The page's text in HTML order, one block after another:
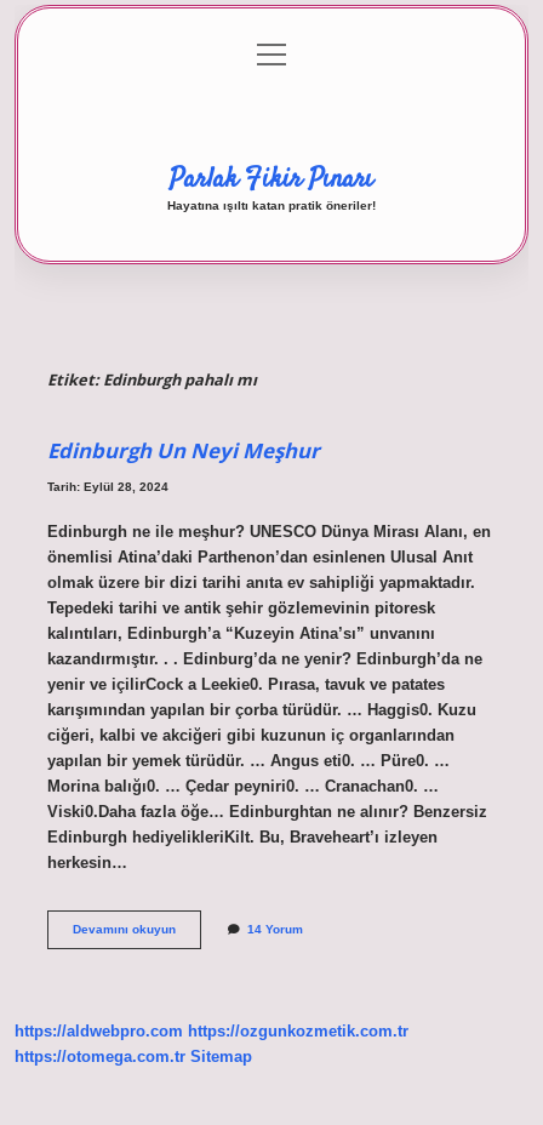
Gizlilik Politikası
menüyü
aç
Parlak Fikir Pınarı
Hayatına ışıltı katan pratik öneriler!
Etiket:Edinburgh pahalı mı
Edinburgh Un Neyi Meşhur
Tarih: Eylül 28, 2024
Edinburgh ne ile meşhur? UNESCO Dünya Mirası Alanı, en
önemlisi Atina’daki Parthenon’dan esinlenen Ulusal Anıt
olmak üzere bir dizi tarihi anıta ev sahipliği yapmaktadır.
Tepedeki tarihi ve antik şehir gözlemevinin pitoresk
kalıntıları, Edinburgh’a “Kuzeyin Atina’sı” unvanını
kazandırmıştır. . . Edinburg’da ne yenir? Edinburgh’da ne
yenir ve içilirCock a Leekie0. Pırasa, tavuk ve patates
karışımından yapılan bir çorba türüdür. … Haggis0. Kuzu
ciğeri, kalbi ve akciğeri gibi kuzunun iç organlarından
yapılan bir yemek türüdür. … Angus eti0. … Püre0. …
Morina balığı0. … Çedar peyniri0. … Cranachan0. …
Viski0.Daha fazla öğe… Edinburghtan ne alınır? Benzersiz
Edinburgh hediyelikleriKilt. Bu, Braveheart’ı izleyen
herkesin…
Devamını okuyunEdinburgh
14 Yorum
https://aldwebpro.com https://ozgunkozmetik.com.tr
https://otomega.com.tr Sitemap